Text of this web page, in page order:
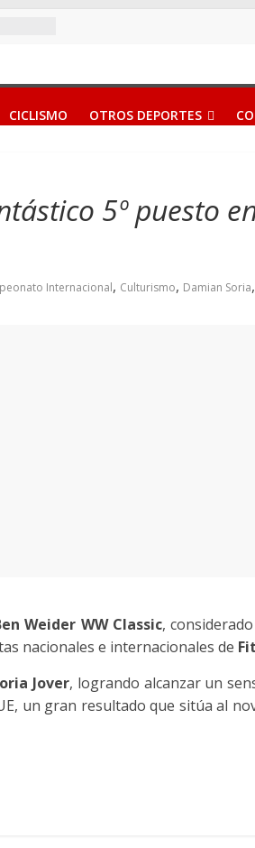
CICLISMO OTROS DEPORTES
5º puesto
Internacional, Culturismo, Damian Soria,
Weider WW Classic,
nacionales e internacionales de
Jover, logrando alcanzar un
un gran resultado que sitúa al